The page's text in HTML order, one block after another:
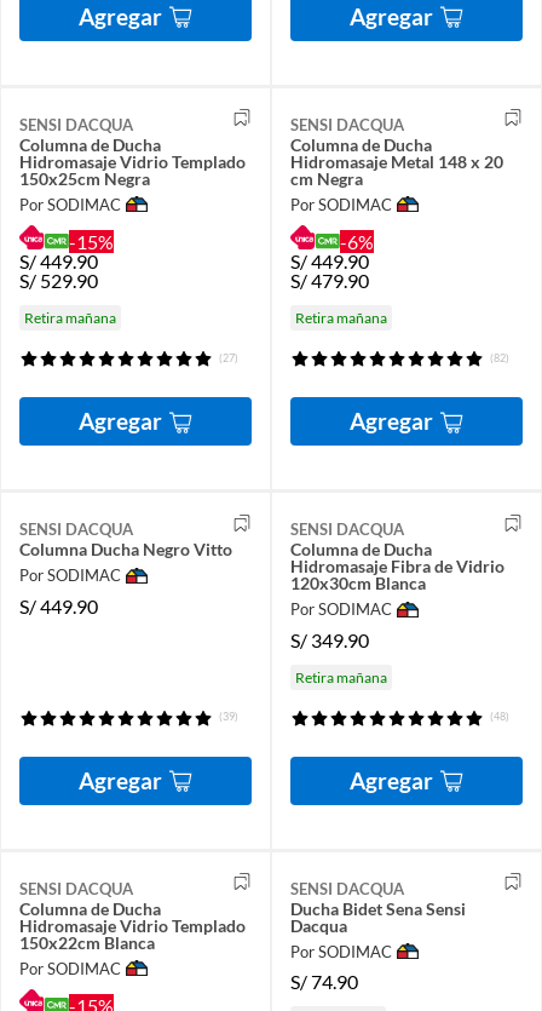
Agregar Agregar
SENSI DACQUA
Columna de Ducha
Hidromasaje Vidrio Templado
150x25cm Negra
Por SODIMAC
-15%
S/449.90
S/ 529.90
Retira mañana
(27)
Agregar
SENSI DACQUA
Columna de Ducha
Hidromasaje Metal 148 x 20
cm Negra
Por SODIMAC
-6%
S/449.90
S/479.90
Retira mañana
(82)
Agregar
SENSI DACQUA
Columna Ducha Negro Vitto
Por SODIMAC
S/449.90
(39)
Agregar
SENSI DACQUA
Columna de Ducha
Hidromasaje Fibra de Vidrio
120x30cm Blanca
Por SODIMAC
S/ 349.90
Retira mañana
(48)
Agregar
SENSI DACQUA
Columna de Ducha
Hidromasaje Vidrio Templado
150x22cm Blanca
Por SODIMAC
-15%
SENSI DACQUA
Ducha Bidet Sena Sensi
Dacqua
Por SODIMAC
S/74.90